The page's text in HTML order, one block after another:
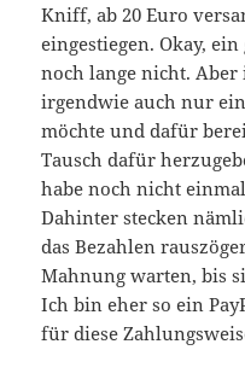
Kniff, ab 20 Euro
eingestiegen. Okay,
noch lange nicht.
irgendwie auch nur
möchte und dafür
Tausch dafür
habe noch nicht
Dahinter stecken
das Bezahlen
Mahnung warten, bis
Ich bin eher so ein
für diese